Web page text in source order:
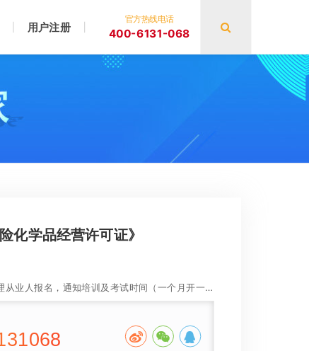
用户注册
官方热线电话
400-6131-068
化学品经营许可证》
从业人报名，通知培训及考试时间（一个月开一
次月10-15号领取从业证）；
《危险化学品经营许可证》，（材料提交后，预
左右完成）。